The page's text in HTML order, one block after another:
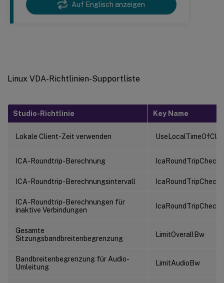
Auf Englisch anzeigen
Linux VDA-Richtlinien-Supportliste
Studio-Richtlinie Key Name
Lokale Client-Zeit verwenden
ICA-Roundtrip-Berechnung
ICA-Roundtrip-Berechnungsintervall
ICA-Roundtrip-Berechnungen für
inaktive Verbindungen
Gesamte
Sitzungsbandbreitenbegrenzung
LimitOverallBw
Bandbreitenbegrenzung für Audio-
Umleitung
LimitAudioBw